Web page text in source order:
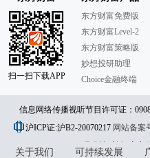
扫一扫下载APP
东方财富免费版
东方财富Level-2
东方财富策略版
妙想投研助理
Choice金融终端
信息网络传播视听节目许可证：
913101046312860336 违法和不
沪ICP证:沪B2-20070217 网站备案
31010402000120号版权所有:东方
关于我们 可持续发展